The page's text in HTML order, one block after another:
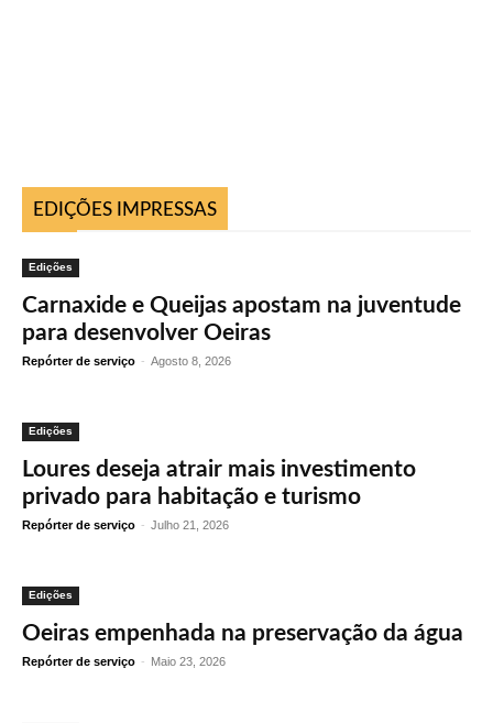
EDIÇÕES IMPRESSAS
Edições
Carnaxide e Queijas apostam na juventude
para desenvolver Oeiras
Repórter de serviço - Agosto 8, 2026
Edições
Loures deseja atrair mais investimento
privado para habitação e turismo
Repórter de serviço - Julho 21, 2026
Edições
Oeiras empenhada na preservação da água
Repórter de serviço - Maio 23, 2026